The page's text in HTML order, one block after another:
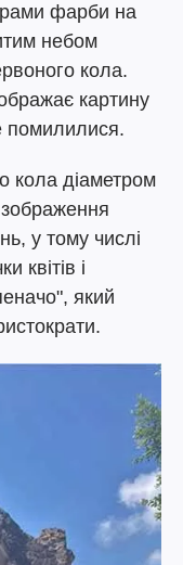
фарби на
небом
кола.
картину
помилилися.
кола діаметром
у тому числі
квітів і
який